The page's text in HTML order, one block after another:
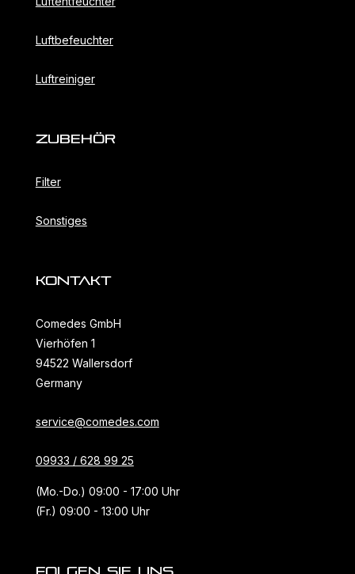
Luftbefeuchter
Luftreiniger
ZubehöR
Filter
Sonstiges
KONTAKT
Comedes GmbH
Vierhöfen 1
94522 Wallersdorf
Germany
service@comedes.com
09933 / 628 99 25
(Mo.-Do.) 09:00 - 17:00 Uhr
(Fr.) 09:00 - 13:00 Uhr